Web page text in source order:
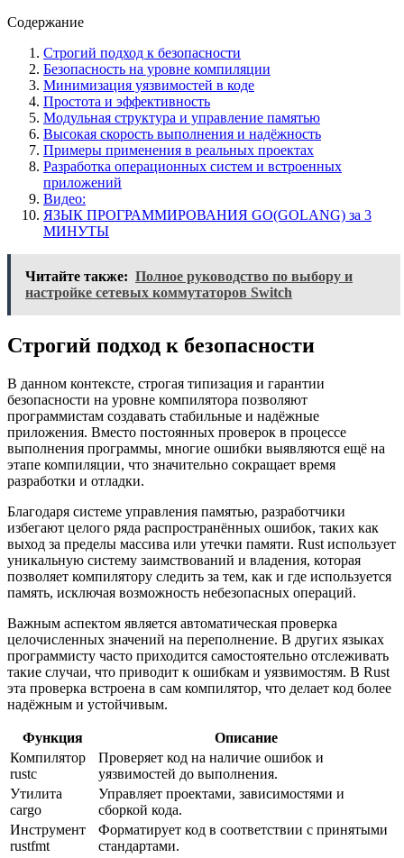
Содержание
Строгий подход к безопасности
Безопасность на уровне компиляции
Минимизация уязвимостей в коде
Простота и эффективность
Модульная структура и управление памятью
Высокая скорость выполнения и надёжность
Примеры применения в реальных проектах
Разработка операционных систем и встроенных
приложений
Видео:
ЯЗЫК ПРОГРАММИРОВАНИЯ GO(GOLANG) за 3
МИНУТЫ
Читайте также: Полное руководство по выбору и
настройке сетевых коммутаторов Switch
Строгий подход к безопасности
В данном контексте, строгая типизация и гарантии
безопасности на уровне компилятора позволяют
программистам создавать стабильные и надёжные
приложения. Вместо постоянных проверок в процессе
выполнения программы, многие ошибки выявляются ещё на
этапе компиляции, что значительно сокращает время
разработки и отладки.
Благодаря системе управления памятью, разработчики
избегают целого ряда распространённых ошибок, таких как
выход за пределы массива или утечки памяти. Rust использует
уникальную систему заимствований и владения, которая
позволяет компилятору следить за тем, как и где используется
память, исключая возможность небезопасных операций.
Важным аспектом является автоматическая проверка
целочисленных значений на переполнение. В других языках
программисту часто приходится самостоятельно отслеживать
такие случаи, что приводит к ошибкам и уязвимостям. В Rust
эта проверка встроена в сам компилятор, что делает код более
надёжным и устойчивым.
Функция
Описание
Компилятор
rustc
Проверяет код на наличие ошибок и
уязвимостей до выполнения.
Утилита
cargo
Управляет проектами, зависимостями и
сборкой кода.
Инструмент
rustfmt
Форматирует код в соответствии с принятыми
стандартами.